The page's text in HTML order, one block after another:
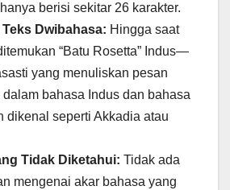
berisi sekitar 26 karakter.
Dwibahasa: Hingga saat
“Batu Rosetta” Indus—
yang menuliskan pesan
bahasa Indus dan bahasa
dikenal seperti Akkadia atau
Tidak Diketahui: Tidak ada
mengenai akar bahasa yang